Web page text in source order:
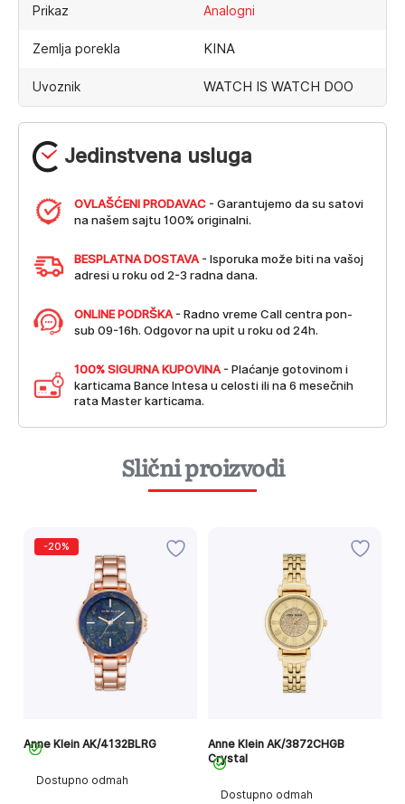
Jedinstvena usluga
OVLAŠĆENI PRODAVAC - Garantujemo da su satovi
na našem sajtu 100% originalni.
BESPLATNA DOSTAVA - Isporuka može biti na vašoj
adresi u roku od 2-3 radna dana.
ONLINE PODRŠKA - Radno vreme Call centra pon-
sub 09-16h. Odgovor na upit u roku od 24h.
100% SIGURNA KUPOVINA - Plaćanje gotovinom i
karticama Bance Intesa u celosti ili na 6 mesečnih
rata Master karticama.
Prikaz Analogni
Zemlja porekla KINA
Uvoznik WATCH IS WATCH DOO
Slični proizvodi
-20%
Dostupno odmah
Anne Klein AK/4132BLRG
Dostupno odmah
Anne Klein AK/3872CHGB
Crystal